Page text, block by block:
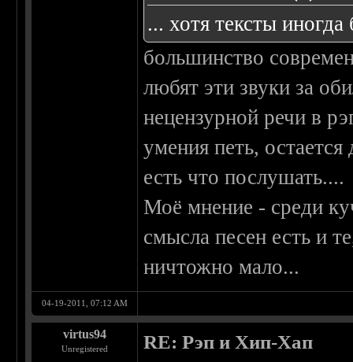
... хотя тексты
большинство
любят эти звуки за
нецензурной речи в
умения петь,
есть что послушать....
Моё мнение - среди
смысла песен есть и
ничтожно мало...
04-19-2011, 07:12 AM
virtus94
Unregistered RE: Рэп и Хип-Хап